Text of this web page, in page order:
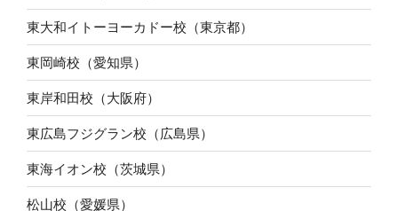
東大和イトーヨーカドー校（東京都）
東岡崎校（愛知県）
東岸和田校（大阪府）
東広島フジグラン校（広島県）
東海イオン校（茨城県）
松山校（愛媛県）